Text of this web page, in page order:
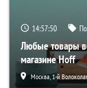
14:57:49
Любые товары
магазине Hoff
Москва, 1-й